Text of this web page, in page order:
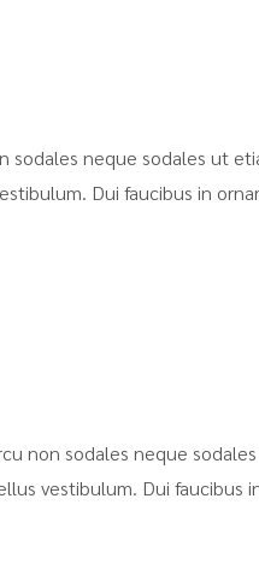
sodales neque sodales ut
Dui faucibus in
non sodales neque
vestibulum. Dui faucibus